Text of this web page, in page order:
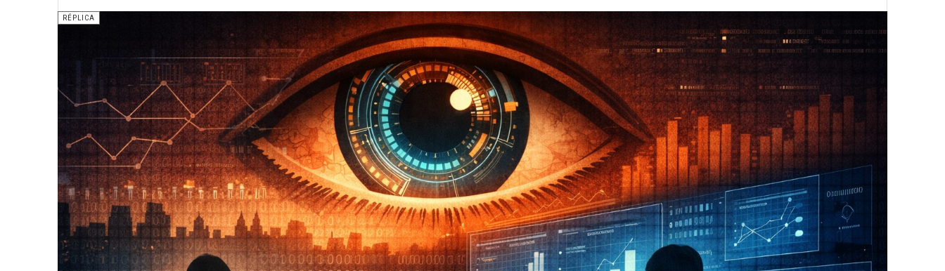
RÉPLICA